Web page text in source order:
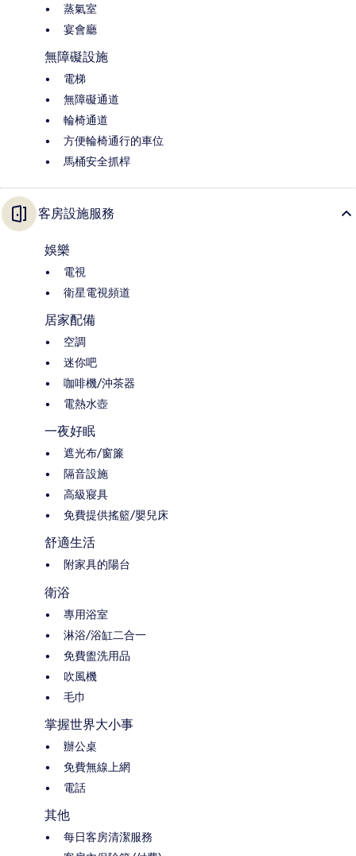
蒸氣室
宴會廳
無障礙設施
電梯
無障礙通道
輪椅通道
方便輪椅通行的車位
馬桶安全抓桿
客房設施服務
娛樂
電視
衛星電視頻道
居家配備
空調
迷你吧
咖啡機/沖茶器
電熱水壺
一夜好眠
遮光布/窗簾
隔音設施
高級寢具
免費提供搖籃/嬰兒床
舒適生活
附家具的陽台
衛浴
專用浴室
淋浴/浴缸二合一
免費盥洗用品
吹風機
毛巾
掌握世界大小事
辦公桌
免費無線上網
電話
其他
每日客房清潔服務